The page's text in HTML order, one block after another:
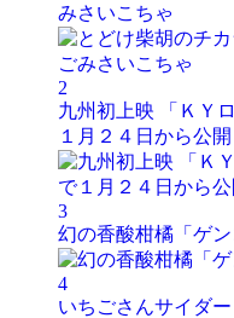
みさいこちゃ
2
九州初上映 「ＫＹ
１月２４日から公開
3
幻の香酸柑橘「ゲ
4
いちごさんサイダ